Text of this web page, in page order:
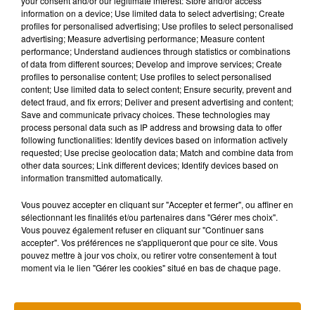
Musique
7 août 2026
Madonna sort enfin le remix de « Love
Sensation » avec Kylie Minogue
7 août 2026
collaboration tant attendue
« Loups Garous » pour son...
information on a device; Use limited data to select advertising; Create
profiles for personalised advertising; Use profiles to select personalised
advertising; Measure advertising performance; Measure content
performance; Understand audiences through statistics or combinations
of data from different sources; Develop and improve services; Create
profiles to personalise content; Use profiles to select personalised
content; Use limited data to select content; Ensure security, prevent and
detect fraud, and fix errors; Deliver and present advertising and content;
Save and communicate privacy choices. These technologies may
process personal data such as IP address and browsing data to offer
following functionalities: Identify devices based on information actively
requested; Use precise geolocation data; Match and combine data from
other data sources; Link different devices; Identify devices based on
information transmitted automatically.
Vous pouvez accepter en cliquant sur "Accepter et fermer", ou affiner en
sélectionnant les finalités et/ou partenaires dans "Gérer mes choix".
Vous pouvez également refuser en cliquant sur "Continuer sans
accepter". Vos préférences ne s'appliqueront que pour ce site. Vous
pouvez mettre à jour vos choix, ou retirer votre consentement à tout
moment via le lien "Gérer les cookies" situé en bas de chaque page.